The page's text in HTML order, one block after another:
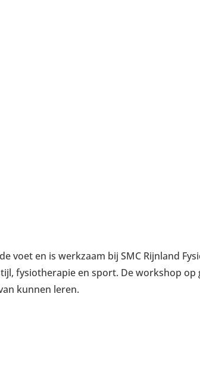
voet en is werkzaam bij SMC Rijnland
fysiotherapie en sport. De workshop op
kunnen leren.